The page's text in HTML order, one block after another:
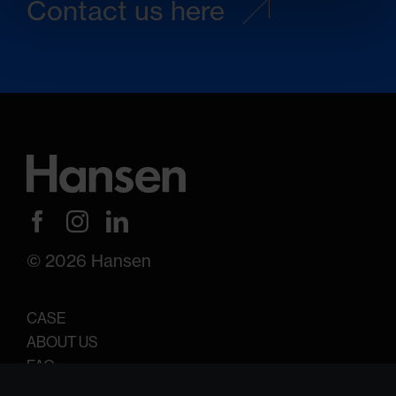
© 2026 Hansen
CASE
ABOUT US
FAQ
Contact us here